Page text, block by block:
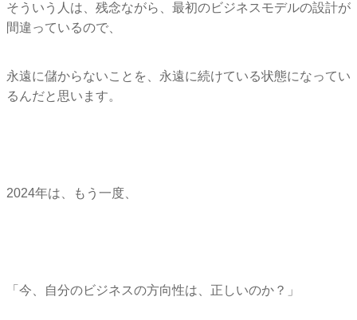
そういう人は、残念ながら、 最初のビジネスモデルの設計が
間違っているので、
永遠に儲からないことを、 永遠に続けている状態になってい
るんだと思います。
2024年は、もう一度、
「今、自分のビジネスの方向性は、正しいのか？」